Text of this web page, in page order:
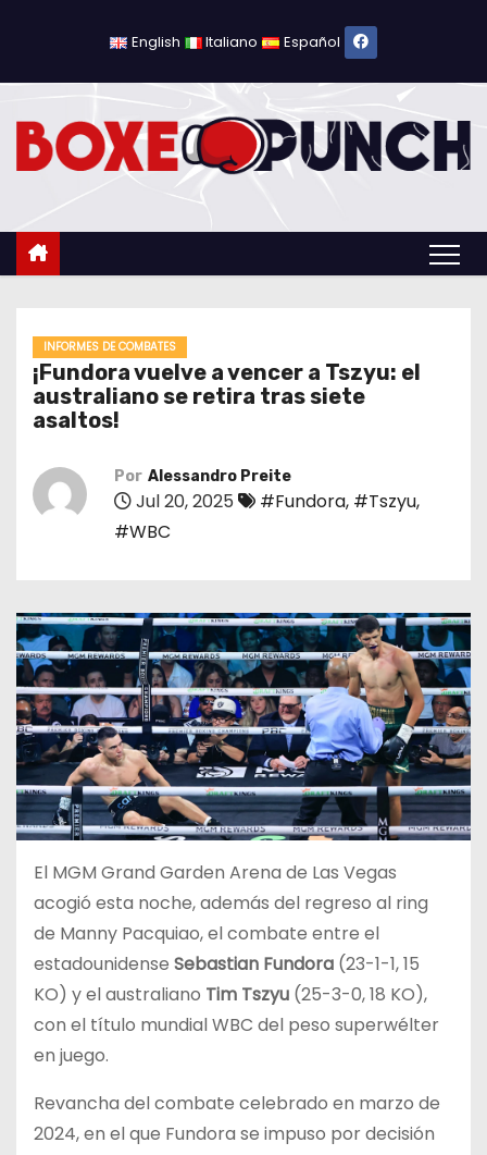
l
English Italiano Español
INFORMES DE COMBATES
¡Fundora vuelve a vencer a Tszyu: el
australiano se retira tras siete
asaltos!
Por Alessandro Preite
Jul 20, 2025 #Fundora, #Tszyu,
#WBC
El MGM Grand Garden Arena de Las Vegas
acogió esta noche, además del regreso al ring
de Manny Pacquiao, el combate entre el
estadounidense Sebastian Fundora (23-1-1, 15
KO) y el australiano Tim Tszyu (25-3-0, 18 KO),
con el título mundial WBC del peso superwélter
en juego.
Revancha del combate celebrado en marzo de
2024, en el que Fundora se impuso por decisión